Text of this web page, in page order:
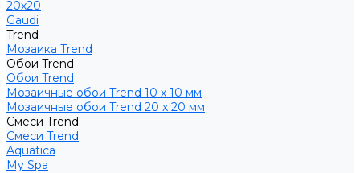
20х20
Gaudi
Trend
Мозаика Trend
Обои Trend
Обои Trend
Мозаичные обои Trend 10 х 10 мм
Мозаичные обои Trend 20 х 20 мм
Смеси Trend
Смеси Trend
Aquatica
My Spa